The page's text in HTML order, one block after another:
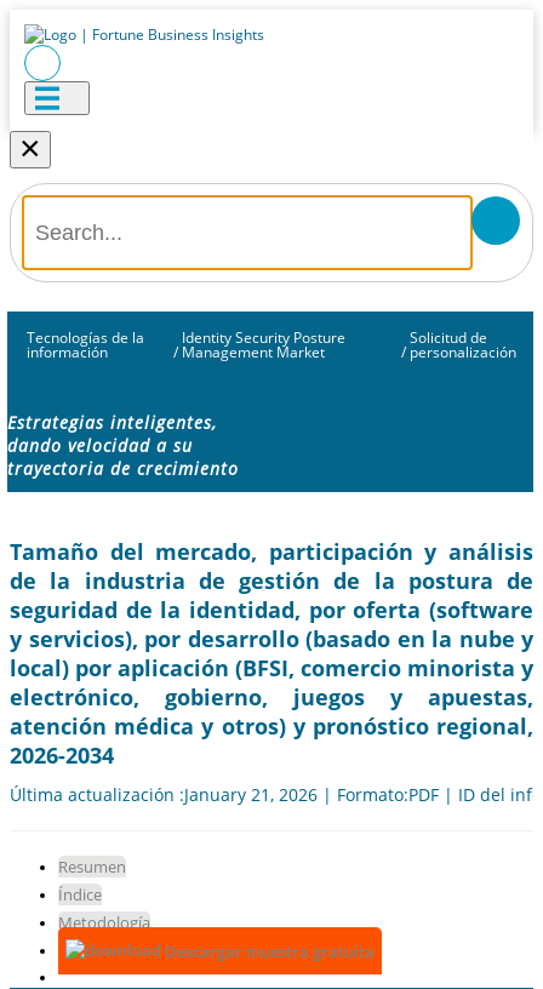
×
Tecnologías de la
información /
Identity Security Posture
Management Market /
Solicitud de
personalización
Estrategias inteligentes,
dando velocidad a su
trayectoria de crecimiento
Tamaño del mercado, participación y análisis
de la industria de gestión de la postura de
seguridad de la identidad, por oferta (software
y servicios), por desarrollo (basado en la nube y
local) por aplicación (BFSI, comercio minorista y
electrónico, gobierno, juegos y apuestas,
atención médica y otros) y pronóstico regional,
2026-2034
Última actualización :January 21, 2026 | Formato:PDF | ID del
Resumen
Índice
Metodología
Descargar muestra gratuita